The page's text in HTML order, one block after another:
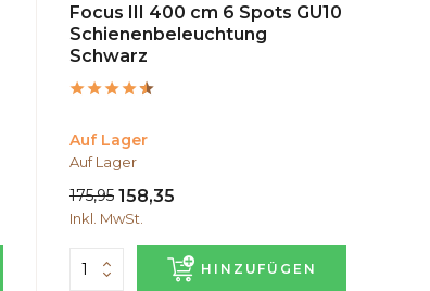
Focus III 400 cm 6 Spots GU10
Schienenbeleuchtung
Schwarz
Auf Lager
Auf Lager
175,95 158,35
Inkl. MwSt.
HINZUFÜGEN